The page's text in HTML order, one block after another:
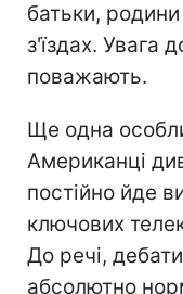
батьки,
з'їздах. Увага
поважають.
Ще одна
Американці
постійно йде
ключових
До речі,
абсолютно